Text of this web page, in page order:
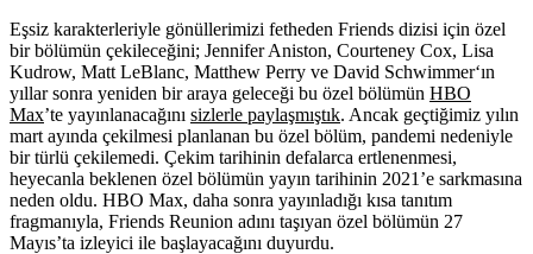
Eşsiz karakterleriyle gönüllerimizi fetheden Friends dizisi için özel
bir bölümün çekileceğini; Jennifer Aniston, Courteney Cox, Lisa
Kudrow, Matt LeBlanc, Matthew Perry ve David Schwimmer‘ın
yıllar sonra yeniden bir araya geleceği bu özel bölümün HBO
Max’te yayınlanacağını sizlerle paylaşmıştık. Ancak geçtiğimiz yılın
mart ayında çekilmesi planlanan bu özel bölüm, pandemi nedeniyle
bir türlü çekilemedi. Çekim tarihinin defalarca ertlenenmesi,
heyecanla beklenen özel bölümün yayın tarihinin 2021’e sarkmasına
neden oldu. HBO Max, daha sonra yayınladığı kısa tanıtım
fragmanıyla, Friends Reunion adını taşıyan özel bölümün 27
Mayıs’ta izleyici ile başlayacağını duyurdu.